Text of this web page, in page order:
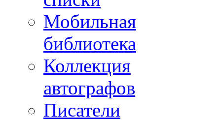
Мобильная
библиотека
Коллекция
автографов
Писатели